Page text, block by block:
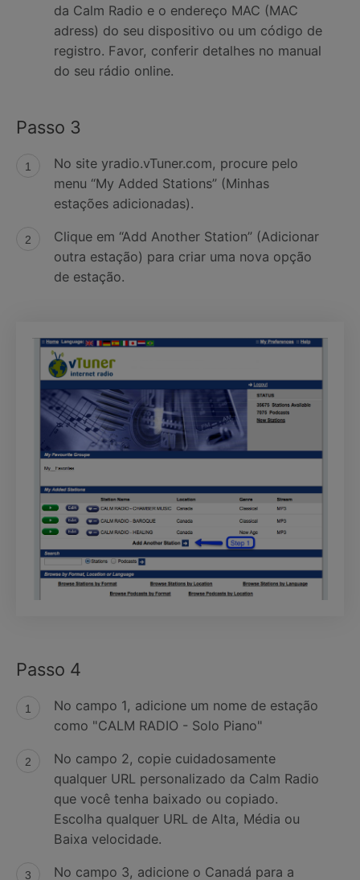
da Calm Radio e o endereço MAC (MAC
adress) do seu dispositivo ou um código de
registro. Favor, conferir detalhes no manual
do seu rádio online.
Passo 3
No site yradio.vTuner.com, procure pelo
menu “My Added Stations” (Minhas
estações adicionadas).
Clique em “Add Another Station” (Adicionar
outra estação) para criar uma nova opção
de estação.
Passo 4
No campo 1, adicione um nome de estação
como "CALM RADIO - Solo Piano"
No campo 2, copie cuidadosamente
qualquer URL personalizado da Calm Radio
que você tenha baixado ou copiado.
Escolha qualquer URL de Alta, Média ou
Baixa velocidade.
No campo 3, adicione o Canadá para a